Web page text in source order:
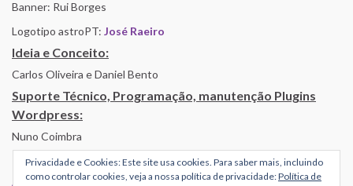
Banner: Rui Borges
Logotipo astroPT: José Raeiro
Ideia e Conceito:
Carlos Oliveira e Daniel Bento
Suporte Técnico, Programação, manutenção Plugins
Wordpress:
Nuno Coimbra
Alojamento por Simbiose
Privacidade e Cookies: Este site usa cookies. Para saber mais, incluindo
como controlar cookies, veja a nossa política de privacidade:Política de